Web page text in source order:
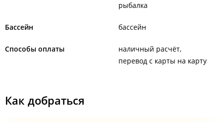
рыбалка
Бассейн бассейн
Способы оплаты
наличный расчёт
перевод с карты на карту
Как добраться